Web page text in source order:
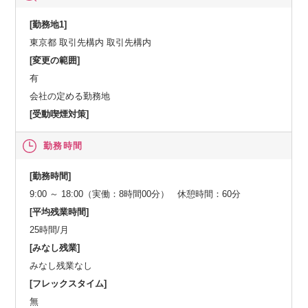
[勤務地1]
東京都 取引先構内 取引先構内
[変更の範囲]
有
会社の定める勤務地
[受動喫煙対策]
勤務時間
[勤務時間]
9:00 ～ 18:00（実働：8時間00分） 休憩時間：60分
[平均残業時間]
25時間/月
[みなし残業]
みなし残業なし
[フレックスタイム]
無